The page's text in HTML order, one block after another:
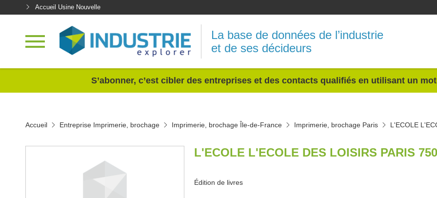
Accueil Usine Nouvelle
La base de données de l’industrie
et de ses décideurs
S’abonner, c’est cibler des entreprises et des contacts qualifiés en utilisant un
Accueil Entreprise Imprimerie, brochage Imprimerie, brochage Île-de-France Imprimerie, brochage Paris L'ECOLE
L'ECOLE L'ECOLE DES LOISIRS PARIS
Édition de livres